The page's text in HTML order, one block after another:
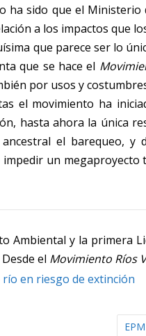
ha sido que el Ministerio
a los impactos que
que parece ser lo
que se hace el
por usos y
el movimiento ha
hasta ahora la única
el barequeo,
un megaproyecto
Ambiental y la primera
el Movimiento Ríos
en riesgo de extinción
EPM